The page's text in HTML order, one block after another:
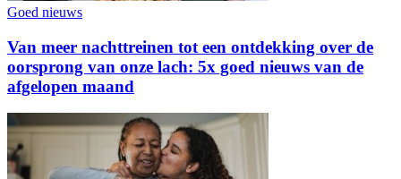
Goed nieuws
Van meer nachttreinen tot een ontdekking over de
oorsprong van onze lach: 5x goed nieuws van de
afgelopen maand